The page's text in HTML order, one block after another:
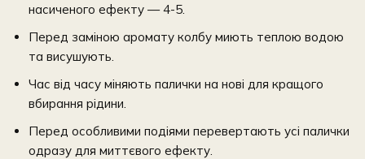
насиченого ефекту — 4-5.
Перед заміною аромату колбу миють теплою водою
та висушують.
Час від часу міняють палички на нові для кращого
вбирання рідини.
Перед особливими подіями перевертають усі палички
одразу для миттєвого ефекту.